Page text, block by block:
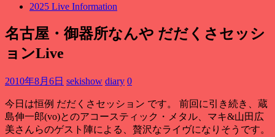
2025 Live Information
名古屋・御器所なんや だだくさセッシ
ョンLive
2010年8月6日 sekishow diary 0
今日は恒例 だだくさセッション です。 前回に引き続き、蔵
島伸一郎(vo)とのアコースティック・メタル、マキ&山田広
美さんらのゲスト陣による、贅沢なライヴになりそうです。